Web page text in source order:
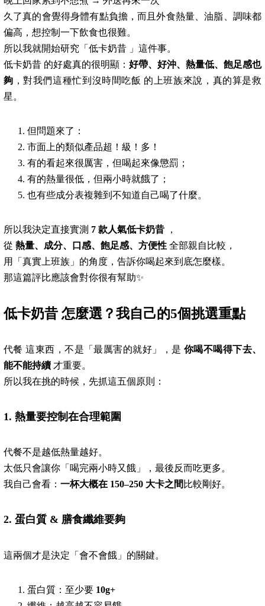
久了真的會覺得身體有點負擔，而且外食熱量、油脂、調味都
偏高，想控制一下飲食也很難。
所以我就開始研究「低卡奶昔 」這件事。
低卡奶昔 的好處真的很明顯： 好帶、好沖、熱量低、飽足感也
夠 ，對我們這種忙到沒時間吃飯 的上班族來說，真的算是救
星。
但問題來了：
市面上的類似產品超！級！多！
有的看起來很厲害，但喝起來像懲罰；
有的熱量很低，但兩小時就餓了；
也有些成分表複雜到不知道自己喝了什麼。
所以我決定直接實測 7 款人氣低卡奶昔 ，
從 熱量、成分、口感、飽足感、方便性 全部親自比較，
用「真實上班族」的角度，告訴你喝起來到底怎麼樣。
那這篇評比應該會對你很有幫助✨
低卡奶昔 怎麼選？我自己的5個挑選重點
代餐 這東西，不是「最厲害的就好」，是 你喝不喝得下去、
能不能持續 才重要。
所以我在挑的時候，先抓這五個原則：
1. 熱量要控制在合理範圍
代餐不是越低熱量越好。
太低只會讓你「喝完兩小時又餓」，最後反而吃更多。
我自己會看： 一杯大概在 150–250 大卡之間 比較剛好。
2. 蛋白質 & 膳食纖維要夠
這兩個才是決定「會不會餓」的關鍵。
蛋白質：至少要 10g+